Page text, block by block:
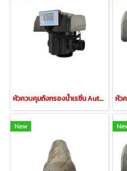
หัวควบคุมถังกรองน้ำเรซิ่น Auto Valve อัตโนมัติ 4นิ้ว 10m³/h
New